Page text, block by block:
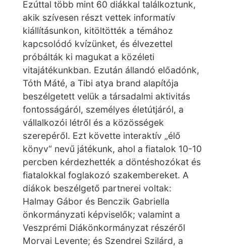
Ezúttal több mint 60 diákkal találkoztunk,
akik szívesen részt vettek informatív
kiállításunkon, kitöltötték a témához
kapcsolódó kvízünket, és élvezettel
próbálták ki magukat a közéleti
vitajátékunkban. Ezután állandó előadónk,
Tóth Máté, a Tibi atya brand alapítója
beszélgetett velük a társadalmi aktivitás
fontosságáról, személyes életútjáról, a
vállalkozói létről és a közösségek
szerepéről. Ezt követte interaktív „élő
könyv“ nevű játékunk, ahol a fiatalok 10-10
percben kérdezhették a döntéshozókat és
fiatalokkal foglakozó szakembereket. A
diákok beszélgető partnerei voltak:
Halmay Gábor és Benczik Gabriella
önkormányzati képviselők; valamint a
Veszprémi Diákönkormányzat részéről
Morvai Levente; és Szendrei Szilárd, a